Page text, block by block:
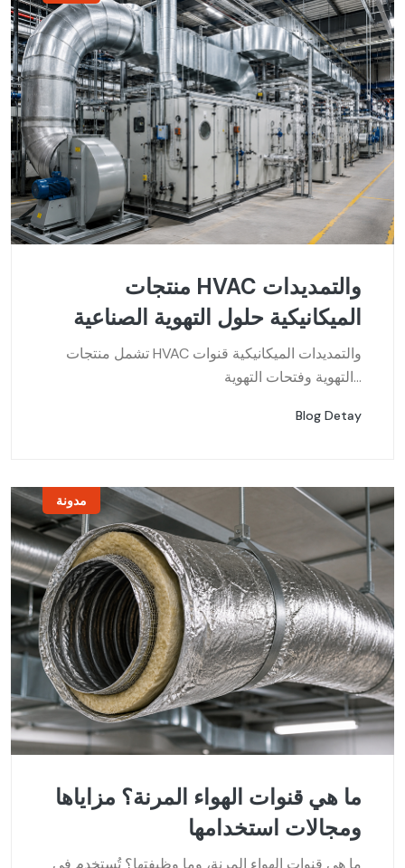
منتجات HVAC والتمديدات
الميكانيكية حلول التهوية الصناعية
تشمل منتجات HVAC والتمديدات الميكانيكية قنوات
التهوية وفتحات التهوية...
Blog Detay
مدونة
ما هي قنوات الهواء المرنة؟ مزاياها
ومجالات استخدامها
ما هي قنوات الهواء المرنة، وما وظيفتها؟ تُستخدم في